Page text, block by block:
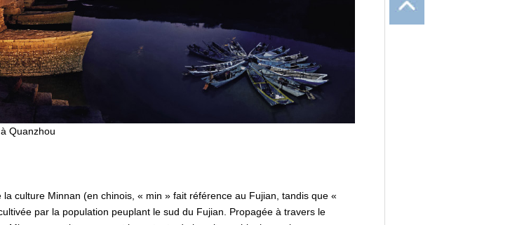
Quanzhou
culture Minnan (en chinois, « min » fait référence au Fujian, tandis que «
par la population peuplant le sud du Fujian. Propagée à travers le